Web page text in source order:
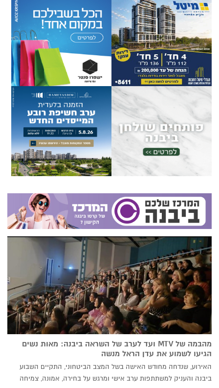
מהבמה של MTV ועד לערב של השראה ביבנה: מאות נשים
הגיעו לשמוע את עדן הראל מנשה
האירוע, שנדחה מחודש האישה בשל המצב הביטחוני, התקיים השבוע
ביבנה והעניק למשתתפות ערב אישי ומרגש על בחירה, אמונה, צמיחה